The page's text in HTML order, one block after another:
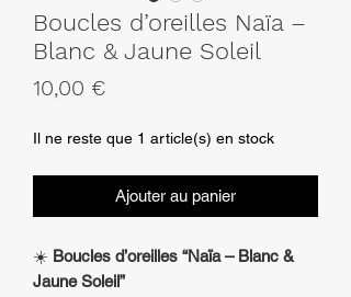
Boucles d’oreilles Naïa –
Blanc & Jaune Soleil
10,00 €
Il ne reste que 1 article(s) en stock
Ajouter au panier
☀️ Boucles d’oreilles “Naïa – Blanc &
Jaune Soleil”